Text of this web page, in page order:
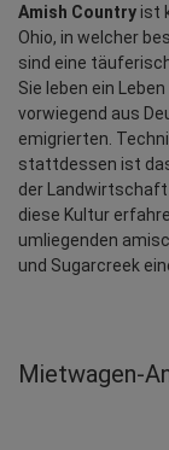
Amish Country ist
Ohio, in welcher
sind eine
Sie leben ein
vorwiegend aus
emigrierten.
stattdessen ist
der Landwirtschaft
diese Kultur
umliegenden
und Sugarcreek